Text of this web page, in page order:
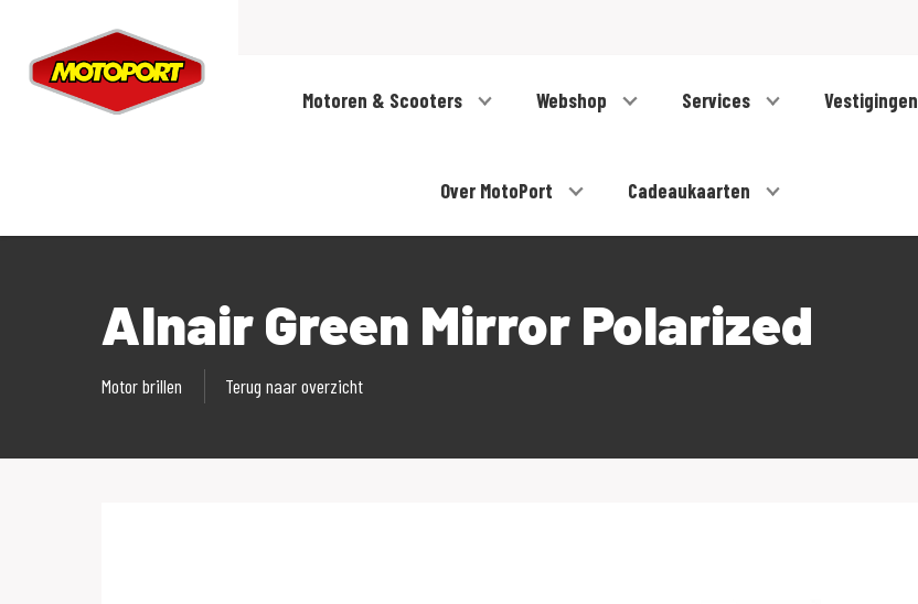
Motoren & Scooters Webshop Services Vestigingen
Over MotoPort Cadeaukaarten
Alnair Green Mirror Polarized
Motor brillen Terug naar overzicht